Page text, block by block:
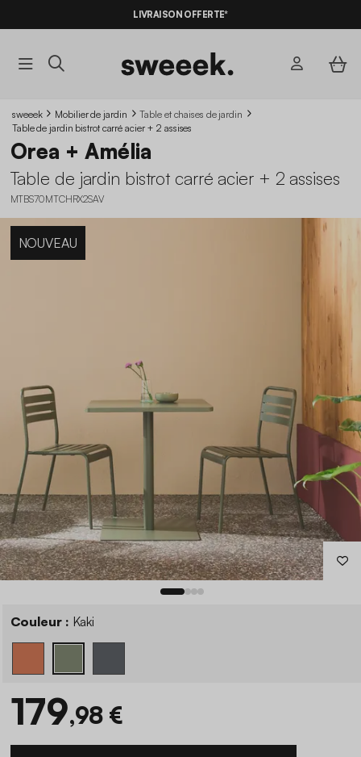
LIVRAISON OFFERTE*
sweeek Mobilier de jardin
Table et chaises de jardin
Table de jardin bistrot carré acier + 2 assises
Orea + Amélia
Table de jardin bistrot carré acier + 2 assises
MTBS70MTCHRX2SAV
NOUVEAU
Couleur : Kaki
179,98 €